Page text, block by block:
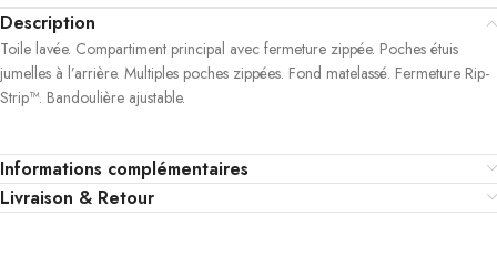
Description
Toile lavée. Compartiment principal avec fermeture zippée. Poches étuis
jumelles à l’arrière. Multiples poches zippées. Fond matelassé. Fermeture Rip-
Strip™. Bandoulière ajustable.
Informations complémentaires
Livraison & Retour